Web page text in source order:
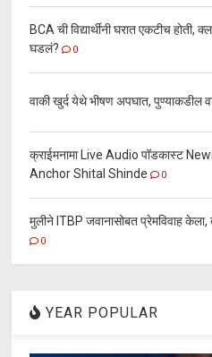
BCA ची विद्यार्थीनी घरात एकटीच होती,
घडलं?
0
वाकी खुर्द येथे भीषण अपघात, पुण्याकडील
क्राईमनामा Live Audio पॉडकास्ट
Anchor Shital Shinde
0
मुलीने ITBP जवानासोबत प्रेमविवाह
0
YEAR POPULAR